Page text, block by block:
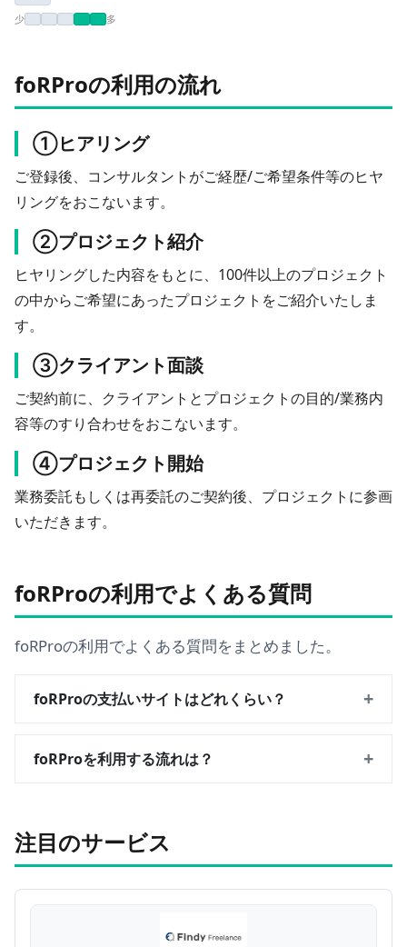
少 多
foRProの利用の流れ
①ヒアリング
ご登録後、コンサルタントがご経歴/ご希望条件等のヒヤ
リングをおこないます。
②プロジェクト紹介
ヒヤリングした内容をもとに、100件以上のプロジェクト
の中からご希望にあったプロジェクトをご紹介いたしま
す。
③クライアント面談
ご契約前に、クライアントとプロジェクトの目的/業務内
容等のすり合わせをおこないます。
④プロジェクト開始
業務委託もしくは再委託のご契約後、プロジェクトに参画
いただきます。
foRProの利用でよくある質問
foRProの利用でよくある質問をまとめました。
foRProの支払いサイトはどれくらい？ +
foRProを利用する流れは？ +
注目のサービス